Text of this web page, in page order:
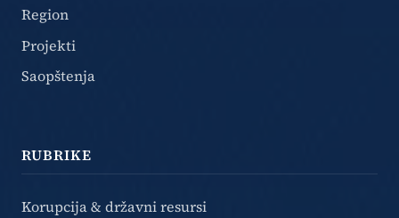
Region
Projekti
Saopštenja
RUBRIKE
Korupcija & državni resursi